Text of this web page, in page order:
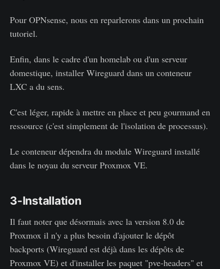
Pour OPNsense, nous en reparlerons dans un prochain
tutoriel.
Enfin, dans le cadre d'un homelab ou d'un serveur
domestique, installer Wireguard dans un conteneur
LXC a du sens.
C'est léger, rapide à mettre en place et peu gourmand en
ressource (c'est simplement de l'isolation de processus).
Le conteneur dépendra du module Wireguard installé
dans le noyau du serveur Proxmox VE.
3-Installation
Il faut noter que désormais avec la version 8.0 de
Proxmox il n'y a plus besoin d'ajouter le dépôt
backports (Wireguard est déjà dans les dépôts de
Proxmox VE) et d'installer les paquet "pve-headers" et